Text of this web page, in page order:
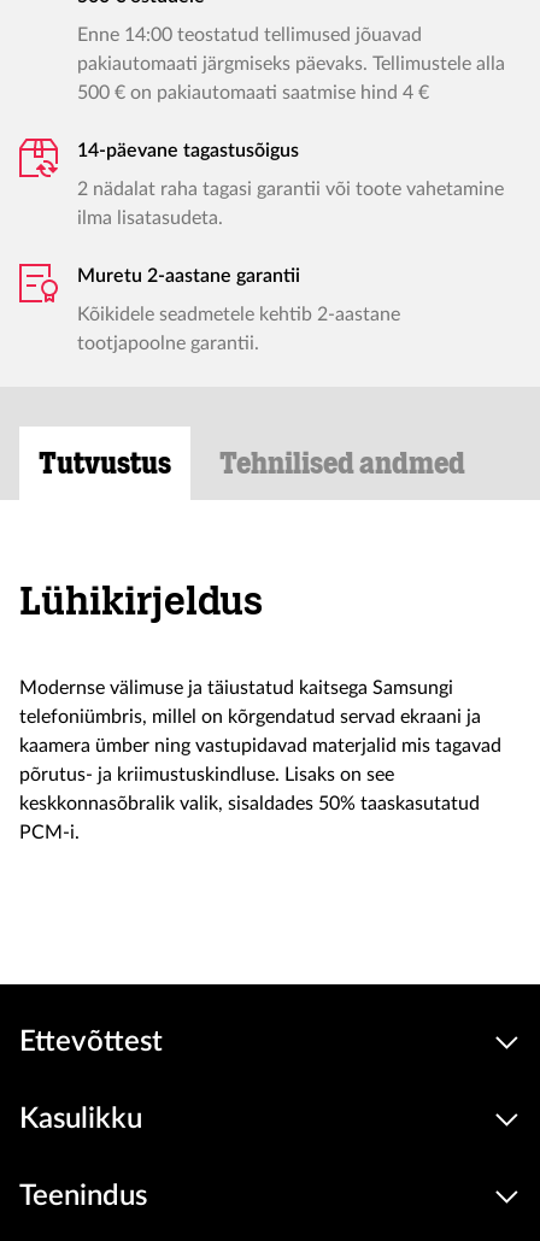
Enne 14:00 teostatud tellimused jõuavad
pakiautomaati järgmiseks päevaks. Tellimustele alla
500 € on pakiautomaati saatmise hind 4 €
14-päevane tagastusõigus
2 nädalat raha tagasi garantii või toote vahetamine
ilma lisatasudeta.
Muretu 2-aastane garantii
Kõikidele seadmetele kehtib 2-aastane
tootjapoolne garantii.
Tutvustus Tehnilised andmed
Lühikirjeldus
Modernse välimuse ja täiustatud kaitsega Samsungi
telefoniümbris, millel on kõrgendatud servad ekraani ja
kaamera ümber ning vastupidavad materjalid mis tagavad
põrutus- ja kriimustuskindluse. Lisaks on see
keskkonnasõbralik valik, sisaldades 50% taaskasutatud
PCM-i.
Ettevõttest
Kasulikku
Teenindus